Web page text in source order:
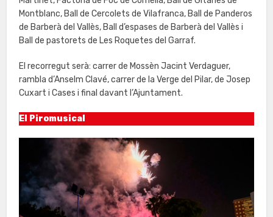
Montblanc, Ball de Cercolets de Vilafranca, Ball de Panderos
de Barberà del Vallès, Ball d’espases de Barberà del Vallès i
Ball de pastorets de Les Roquetes del Garraf.
El recorregut serà: carrer de Mossèn Jacint Verdaguer,
rambla d’Anselm Clavé, carrer de la Verge del Pilar, de Josep
Cuxart i Cases i final davant l’Ajuntament.
El Piromusical